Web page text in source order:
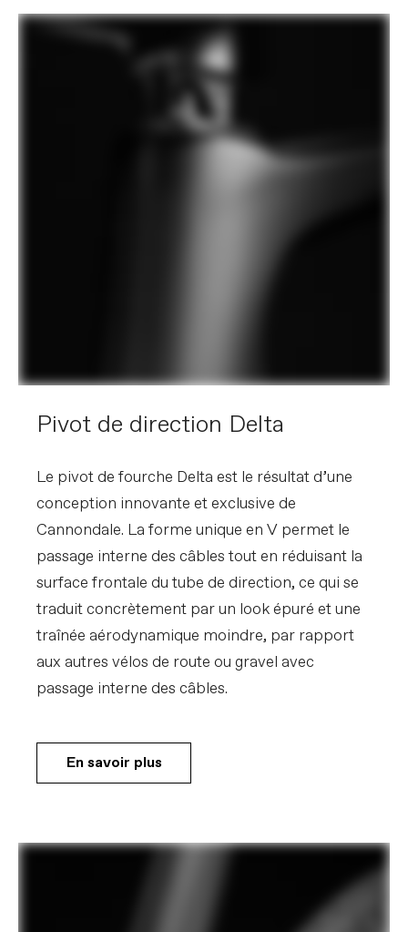
Pivot de direction Delta
Le pivot de fourche Delta est le résultat d’une
conception innovante et exclusive de
Cannondale. La forme unique en V permet le
passage interne des câbles tout en réduisant la
surface frontale du tube de direction, ce qui se
traduit concrètement par un look épuré et une
traînée aérodynamique moindre, par rapport
aux autres vélos de route ou gravel avec
passage interne des câbles.
En savoir plus